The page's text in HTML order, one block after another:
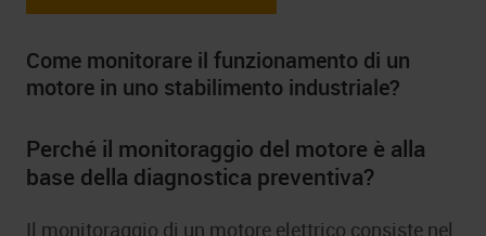
Come monitorare il funzionamento di un
motore in uno stabilimento industriale?
Perché il monitoraggio del motore è alla
base della diagnostica preventiva?
Il monitoraggio di un motore elettrico consiste nel